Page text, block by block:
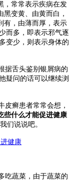
，常常表示疾病在发
变黄、由黄而白，
有，由薄而厚，表示
而多，即表示邪气逐
变少，则表示身体的
据舌头鉴别银屑病的
疑问的话可以继续浏
癣患者常常会想，
些什么才能促进健康
们说说吧。
吃蔬菜，由于蔬菜的